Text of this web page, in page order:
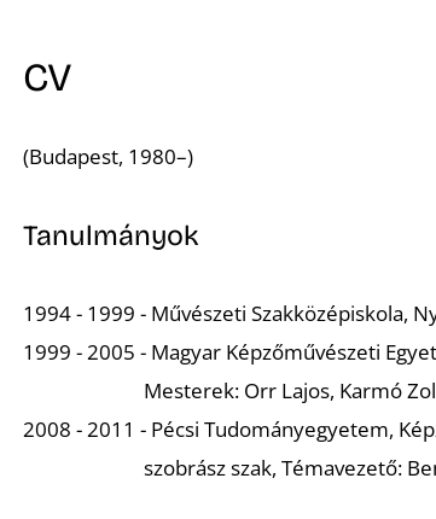
CV
(Budapest, 1980–)
Tanulmányok
1994 - 1999 - Művészeti Szakközépiskola,
1999 - 2005 - Magyar Képzőművészeti
Mesterek: Orr Lajos, Karmó
2008 - 2011 - Pécsi Tudományegyetem,
szobrász szak, Témavezető: